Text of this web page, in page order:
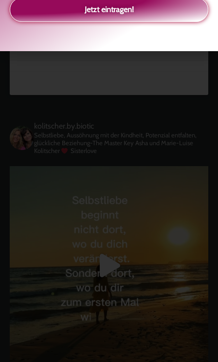
Klicke hier, um Marketing-Cookies zu
kolitscher.by.biotic
Selbstliebe, Aussöhnung mit der Kindheit, Potenzial entfalten,
glückliche Beziehung-The Master Key Asha und Marie-Luise
Kolitscher
Sisterlove
Jetzt eintragen!